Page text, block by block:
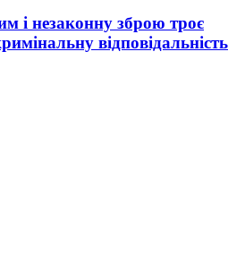
і незаконну зброю троє
відповідальність